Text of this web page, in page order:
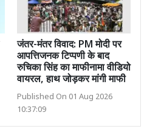
जंतर-मंतर विवाद: PM मोदी पर
आपत्तिजनक टिप्पणी के बाद
रुचिका सिंह का माफीनामा वीडियो
वायरल, हाथ जोड़कर मांगी माफी
Published On 01 Aug 2026
10:37:09